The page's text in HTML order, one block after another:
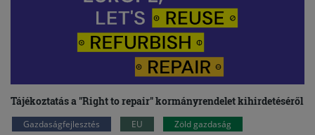
Tájékoztatás a "Right to repair" kormányrendelet kihirdetéséről
Gazdaságfejlesztés EU
Zöld gazdaság